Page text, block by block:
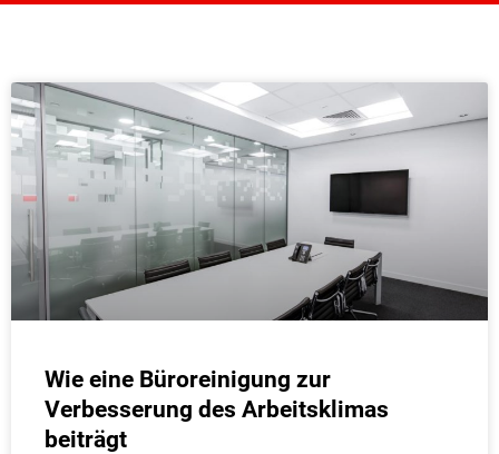
Wie eine Büroreinigung zur
Verbesserung des Arbeitsklimas
beiträgt